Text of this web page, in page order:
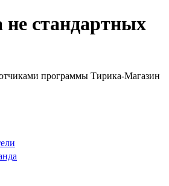
не стандартных
программы Тирика-Магазин